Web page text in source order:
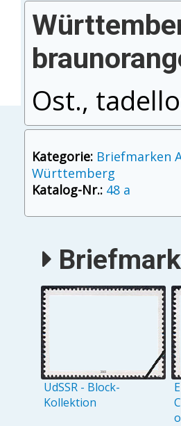
Ost.,
Kategorie: Briefmarken
Württemberg
Katalog-Nr.: 48 a
UdSSR - Block-
Kollektion